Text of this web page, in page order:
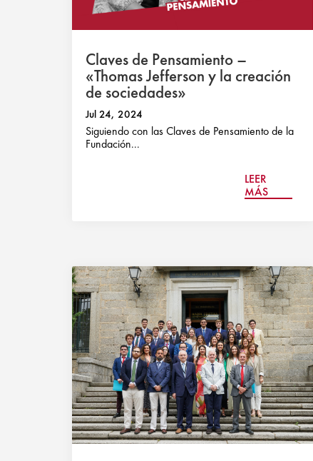
Claves de Pensamiento –
«Thomas Jefferson y la creación
de sociedades»
Jul 24, 2024
Siguiendo con las Claves de Pensamiento de la
Fundación...
LEER
MÁS